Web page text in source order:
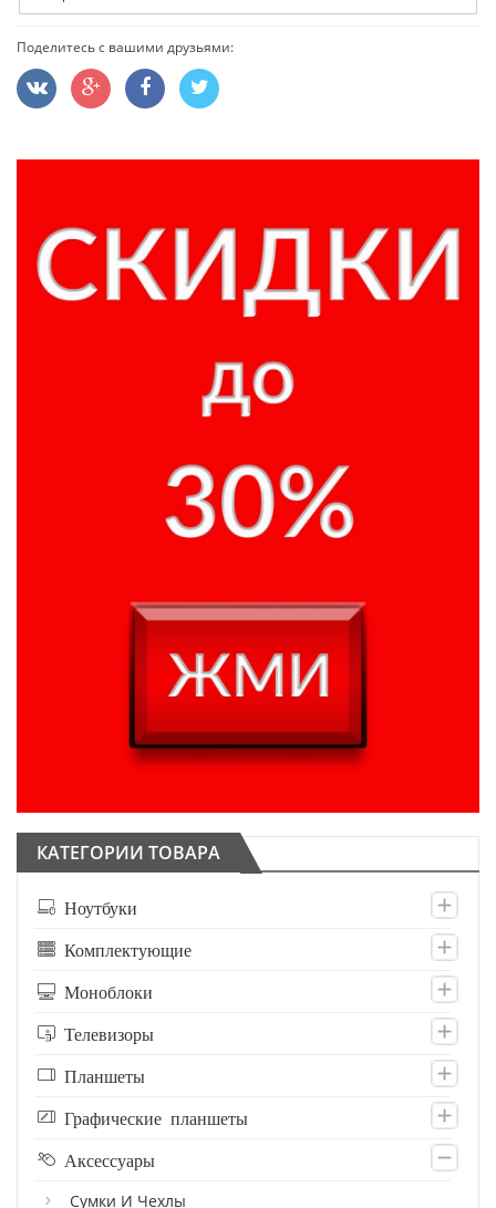
Поделитесь с вашими друзьями:
КАТЕГОРИИ ТОВАРА
Ноутбуки
Комплектующие
Моноблоки
Телевизоры
Планшеты
Графические планшеты
Аксессуары
Сумки И Чехлы